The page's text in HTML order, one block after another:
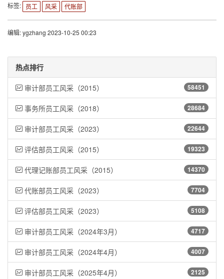
标签: 员工 风采 代账部
编辑: ygzhang 2023-10-25 00:23
热点排行
58451
审计部员工风采（2015）
28684
事务所员工风采（2018）
22644
审计部员工风采（2023）
19323
评估部员工风采（2015）
14370
代理记账部员工风采（2015）
7704
代账部员工风采（2023）
5108
评估部员工风采（2023）
4717
审计部员工风采（2024年3月）
4007
审计部员工风采（2024年4月）
2125
审计部员工风采（2025年4月）